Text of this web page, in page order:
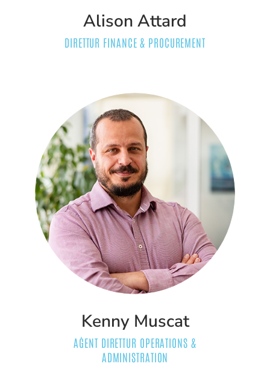
Alison Attard
DIRETTUR FINANCE & PROCUREMENT
Kenny Muscat
AĠENT DIRETTUR OPERATIONS &
ADMINISTRATION